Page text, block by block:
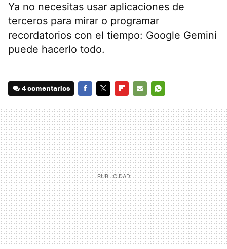
Ya no necesitas usar aplicaciones de
terceros para mirar o programar
recordatorios con el tiempo: Google Gemini
puede hacerlo todo.
4 comentarios
MAIL